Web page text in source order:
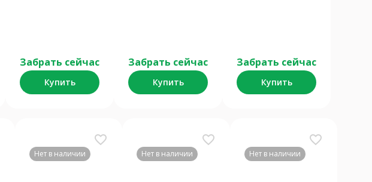
Забрать сейчас
Купить
Забрать сейчас
Купить
Забрать сейчас
Купить
favorite_border
Нет в наличии
favorite_border
Нет в наличии
favorite_border
Нет в наличии